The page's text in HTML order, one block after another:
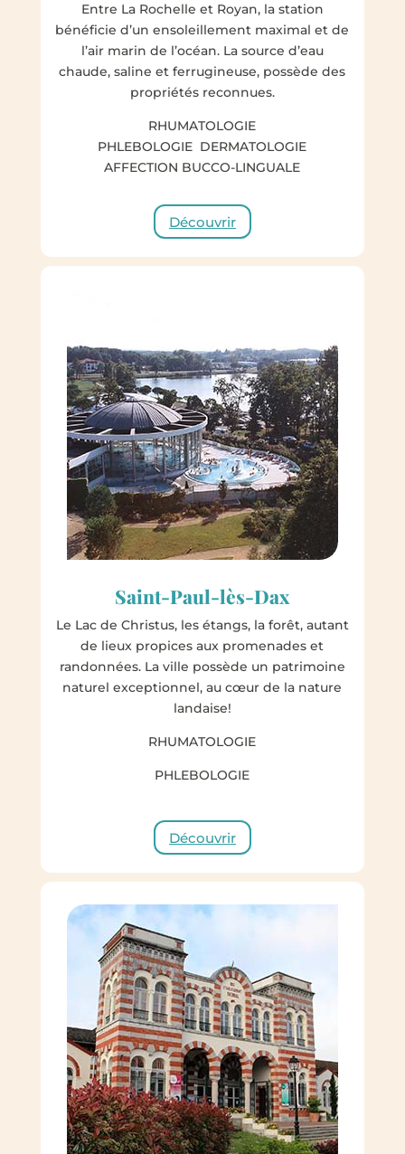
Entre La Rochelle et Royan, la station
bénéficie d’un ensoleillement maximal et de
l’air marin de l’océan. La source d’eau
chaude, saline et ferrugineuse, possède des
propriétés reconnues.
RHUMATOLOGIE
PHLEBOLOGIE DERMATOLOGIE
AFFECTION BUCCO-LINGUALE
Découvrir
Saint-Paul-lès-Dax
Le Lac de Christus, les étangs, la forêt, autant
de lieux propices aux promenades et
randonnées. La ville possède un patrimoine
naturel exceptionnel, au cœur de la nature
landaise!
RHUMATOLOGIE
PHLEBOLOGIE
Découvrir